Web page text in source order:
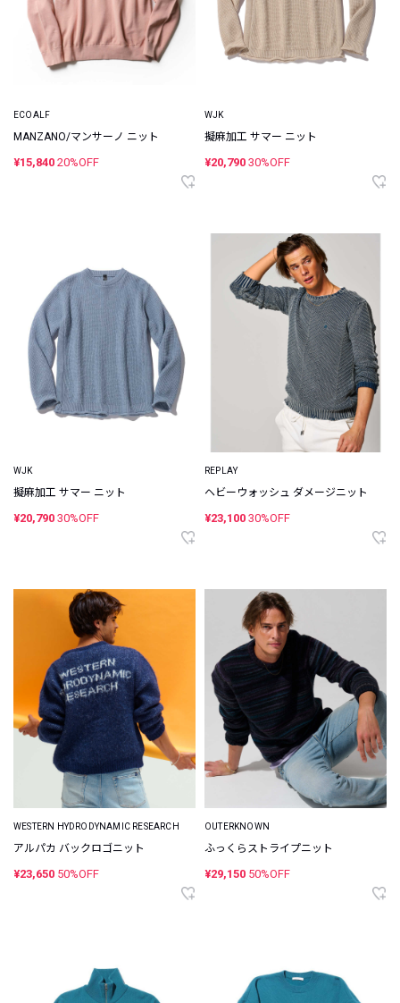
ECOALF
MANZANO/マンサーノ ニット
¥15,840 20%OFF
WJK
擬麻加工 サマー ニット
¥20,790 30%OFF
WJK
擬麻加工 サマー ニット
¥20,790 30%OFF
REPLAY
ヘビーウォッシュ ダメージニット
¥23,100 30%OFF
WESTERN HYDRODYNAMIC RESEARCH
アルパカ バックロゴニット
¥23,650 50%OFF
OUTERKNOWN
ふっくらストライプニット
¥29,150 50%OFF